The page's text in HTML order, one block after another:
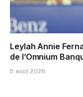
Leylah Annie
de l’Omnium
5 août 2026